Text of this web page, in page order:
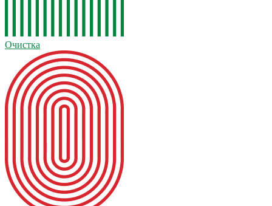
Очистка